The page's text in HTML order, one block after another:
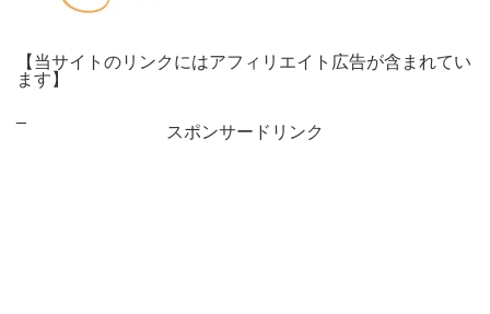
【当サイトのリンクにはアフィリエイト広告が含まれてい
ます】
スポンサードリンク